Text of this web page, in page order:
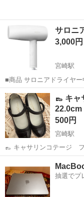
サロニ
3,000円
宮崎駅
■商品 サロニアドライヤー
れがある場合がございま
も気になる点がある方はご購入を
め買い大歓迎です ・...
宮崎 宮崎市 宮崎
👞 キ
22.0cm
500円
宮崎駅
👞 キャサリンコテージ フォー
Cottage（キャサリンコテ
ナメル調のツヤのあるブ
インです✨...
抽選でプ